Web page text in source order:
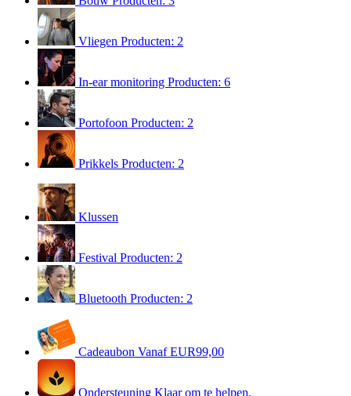
Vliegen Producten: 2
In-ear monitoring Producten: 6
Portofoon Producten: 2
Prikkels Producten: 2
Klussen
Festival Producten: 2
Bluetooth Producten: 2
Cadeaubon Vanaf EUR99,00
Ondersteuning Klaar om te helpen.